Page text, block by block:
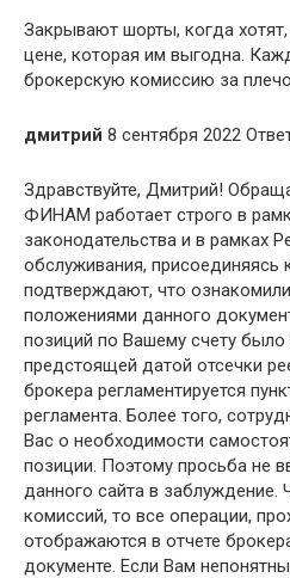
Закрывают шорты, когда
цене, которая им выгодна.
брокерскую комиссию за
дмитрий 8 сентября 2022
Здравствуйте, Дмитрий!
ФИНАМ работает строго в
законодательства и в рамках
обслуживания, присоединяясь
подтверждают, что
положениями данного
позиций по Вашему счету
предстоящей датой отсечки
брокера регламентируется
регламента. Более того,
Вас о необходимости
позиции. Поэтому просьба не
данного сайта в заблуждение.
комиссий, то все операции,
отображаются в отчете
документе. Если Вам